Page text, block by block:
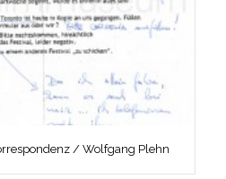
/ Wolfgang Plehn